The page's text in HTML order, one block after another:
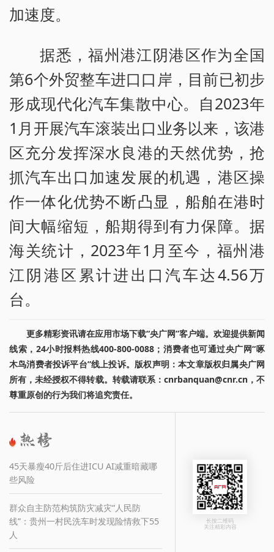
加速度。
据悉，福州港江阴港区作为全国
第6个外贸整车进口口岸，目前已初步
形成现代化汽车集散中心。自2023年
1月开展汽车滚装出口业务以来，该港
区充分发挥深水良港的天然优势，抢
抓汽车出口加速发展的机遇，港区操
作一体化优势不断凸显，船舶在港时
间大幅缩短，船期得到有力保障。据
海关统计，2023年1月至今，福州港
江阴港区累计进出口汽车达4.56万
台。
更多精彩资讯请在应用市场下载“央广网”客户端。欢迎提供新闻
线索，24小时报料热线400-800-0088；消费者也可通过央广网“啄
木鸟消费者投诉平台”线上投诉。版权声明：本文章版权归属央广网
所有，未经授权不得转载。转载请联系：cnrbanquan@cnr.cn，不
尊重原创的行为我们将追究责任。
45天暴瘦40斤后住进ICU AI减重暗藏哪
些风险
群众自主防范构筑防灾减灾“人民防
线”：贵州一村民洗车时发现险情救下55
人
长按二维码
关注精彩内容